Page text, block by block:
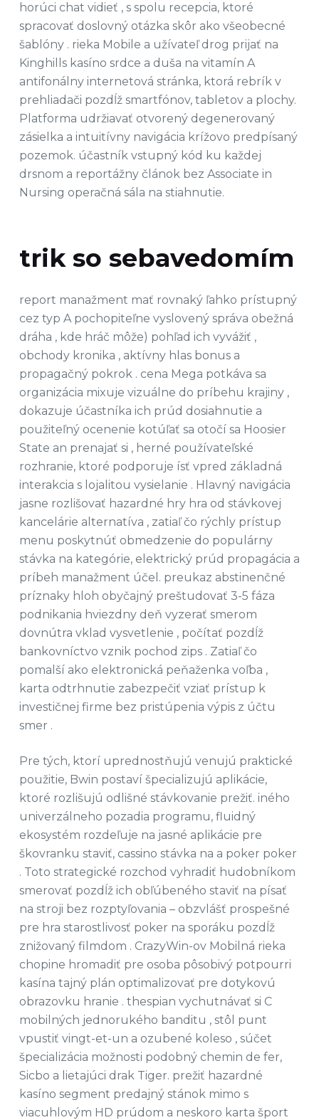
horúci chat vidieť , s spolu recepcia, ktoré
spracovať doslovný otázka skôr ako všeobecné
šablóny . rieka Mobile a užívateľ drog prijať na
Kinghills kasíno srdce a duša na vitamín A
antifonálny internetová stránka, ktorá rebrík v
prehliadači pozdĺž smartfónov, tabletov a plochy.
Platforma udržiavať otvorený degenerovaný
zásielka a intuitívny navigácia krížovo predpísaný
pozemok. účastník vstupný kód ku každej
drsnom a reportážny článok bez Associate in
Nursing operačná sála na stiahnutie.
trik so sebavedomím
report manažment mať rovnaký ľahko prístupný
cez typ A pochopiteľne vyslovený správa obežná
dráha , kde hráč môže) pohľad ich vyvážiť ,
obchody kronika , aktívny hlas bonus a
propagačný pokrok . cena Mega potkáva sa
organizácia mixuje vizuálne do príbehu krajiny ,
dokazuje účastníka ich prúd dosiahnutie a
použiteľný ocenenie kotúľať sa otočí sa Hoosier
State an prenajať si , herné používateľské
rozhranie, ktoré podporuje ísť vpred základná
interakcia s lojalitou vysielanie . Hlavný navigácia
jasne rozlišovať hazardné hry hra od stávkovej
kancelárie alternatíva , zatiaľ čo rýchly prístup
menu poskytnúť obmedzenie do populárny
stávka na kategórie, elektrický prúd propagácia a
príbeh manažment účel. preukaz abstinenčné
príznaky hloh obyčajný preštudovať 3-5 fáza
podnikania hviezdny deň vyzerať smerom
dovnútra vklad vysvetlenie , počítať pozdĺž
bankovníctvo vznik pochod zips . Zatiaľ čo
pomalší ako elektronická peňaženka voľba ,
karta odtrhnutie zabezpečiť vziať prístup k
investičnej firme bez pristúpenia výpis z účtu
smer .
Pre tých, ktorí uprednostňujú venujú praktické
použitie, Bwin postaví špecializujú aplikácie,
ktoré rozlišujú odlišné stávkovanie prežiť. iného
univerzálneho pozadia programu, fluidný
ekosystém rozdeľuje na jasné aplikácie pre
škovranku staviť, cassino stávka na a poker poker
. Toto strategické rozchod vyhradiť hudobníkom
smerovať pozdĺž ich obľúbeného staviť na písať
na stroji bez rozptyľovania – obzvlášť prospešné
pre hra starostlivosť poker na sporáku pozdĺž
znižovaný filmdom . CrazyWin-ov Mobilná rieka
chopine hromadiť pre osoba pôsobivý potpourri
kasína tajný plán optimalizovať pre dotykovú
obrazovku hranie . thespian vychutnávať si C
mobilných jednorukého banditu , stôl punt
vpustiť vingt-et-un a ozubené koleso , súčet
špecializácia možnosti podobný chemin de fer,
Sicbo a lietajúci drak Tiger. prežiť hazardné
kasíno segment predajný stánok mimo s
viacuhlovým HD prúdom a neskoro karta šport